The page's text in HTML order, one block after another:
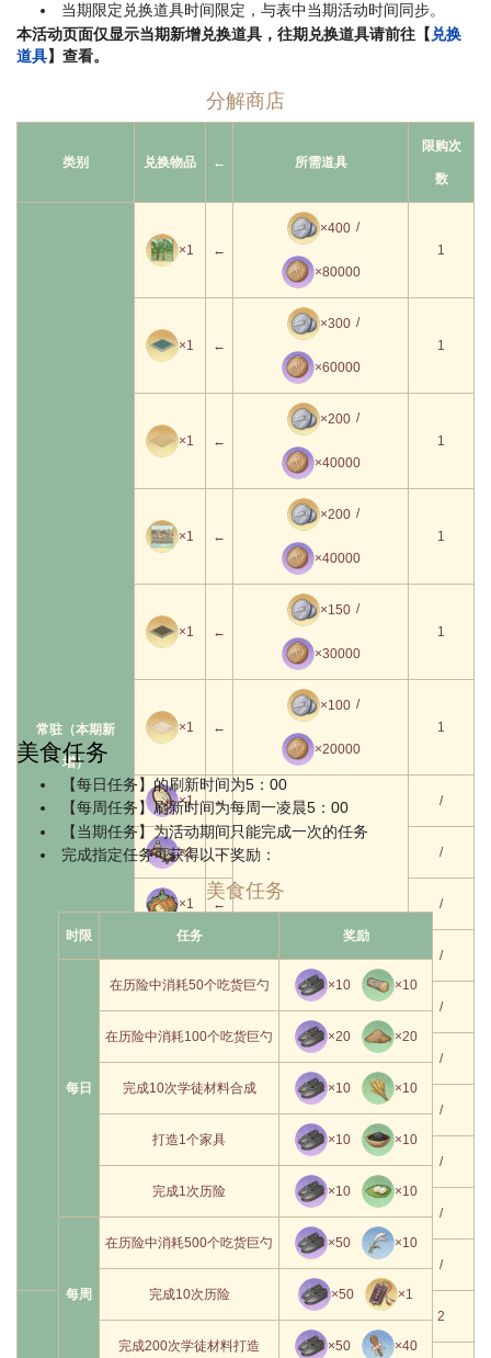
当期限定兑换道具时间限定，与表中当期活动时间同步。
本活动页面仅显示当期新增兑换道具，往期兑换道具请前往【 兑换
道具】查看。
分解商店
类别 兑换物品 ← 所需道具
限购次
数
常驻（本期新
增）
×1 ←
×400 /
×80000
1
×1 ←
×300 /
×60000
1
×1 ←
×200 /
×40000
1
×1 ←
×200 /
×40000
1
×1 ←
×150 /
×30000
1
×1 ←
×100 /
×20000
1
×1 ←
×10000
/
×1 ← /
×1 ← /
/
/
/
/
/
/
/
2
美食任务
【每日任务】的刷新时间为5：00
【每周任务】刷新时间为每周一凌晨5：00
【当期任务】为活动期间只能完成一次的任务
完成指定任务可获得以下奖励：
美食任务
时限 任务 奖励
每日
在历险中消耗50个吃货巨勺 ×10 ×10
在历险中消耗100个吃货巨勺 ×20 ×20
完成10次学徒材料合成 ×10 ×10
打造1个家具 ×10 ×10
完成1次历险 ×10 ×10
每周
在历险中消耗500个吃货巨勺 ×50 ×10
完成10次历险 ×50 ×1
完成200次学徒材料打造 ×50 ×40